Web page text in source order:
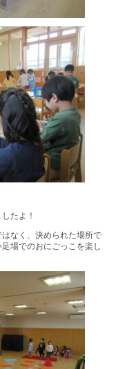
たよ！
なく、決められた場所で
場でのおにごっこを楽し